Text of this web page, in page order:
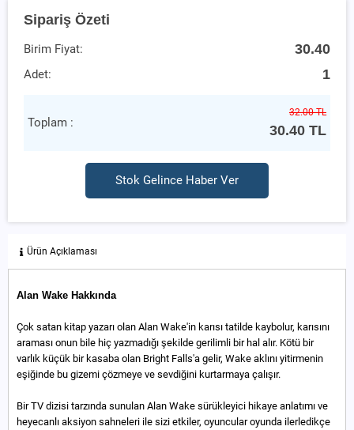
Sipariş Özeti
Birim Fiyat: 30.40
Adet: 1
Toplam :
32.00 TL
30.40 TL
Stok Gelince Haber Ver
Ürün Açıklaması
Alan Wake Hakkında
Çok satan kitap yazarı olan Alan Wake'in karısı tatilde kaybolur, karısını
araması onun bile hiç yazmadığı şekilde gerilimli bir hal alır. Kötü bir
varlık küçük bir kasaba olan Bright Falls'a gelir, Wake aklını yitirmenin
eşiğinde bu gizemi çözmeye ve sevdiğini kurtarmaya çalışır.
Bir TV dizisi tarzında sunulan Alan Wake sürükleyici hikaye anlatımı ve
heyecanlı aksiyon sahneleri ile sizi etkiler, oyuncular oyunda ilerledikçe